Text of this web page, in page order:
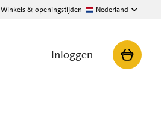
Winkels & openingstijden Nederland
Inloggen